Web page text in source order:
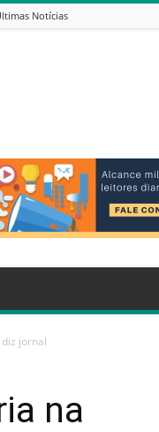
Notícias
jornal
na